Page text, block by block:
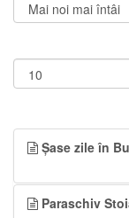
Șase zile în
Paraschiv